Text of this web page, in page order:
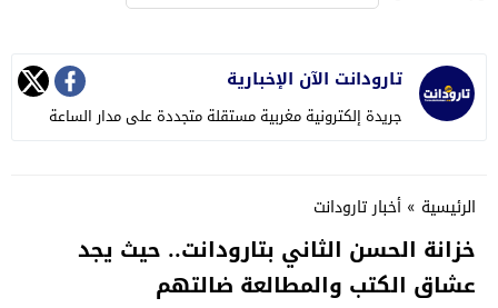
تارودانت الآن الإخبارية
جريدة إلكترونية مغربية مستقلة متجددة على مدار الساعة
الرئيسية » أخبار تارودانت
خزانة الحسن الثاني بتارودانت.. حيث يجد
عشاق الكتب والمطالعة ضالتهم